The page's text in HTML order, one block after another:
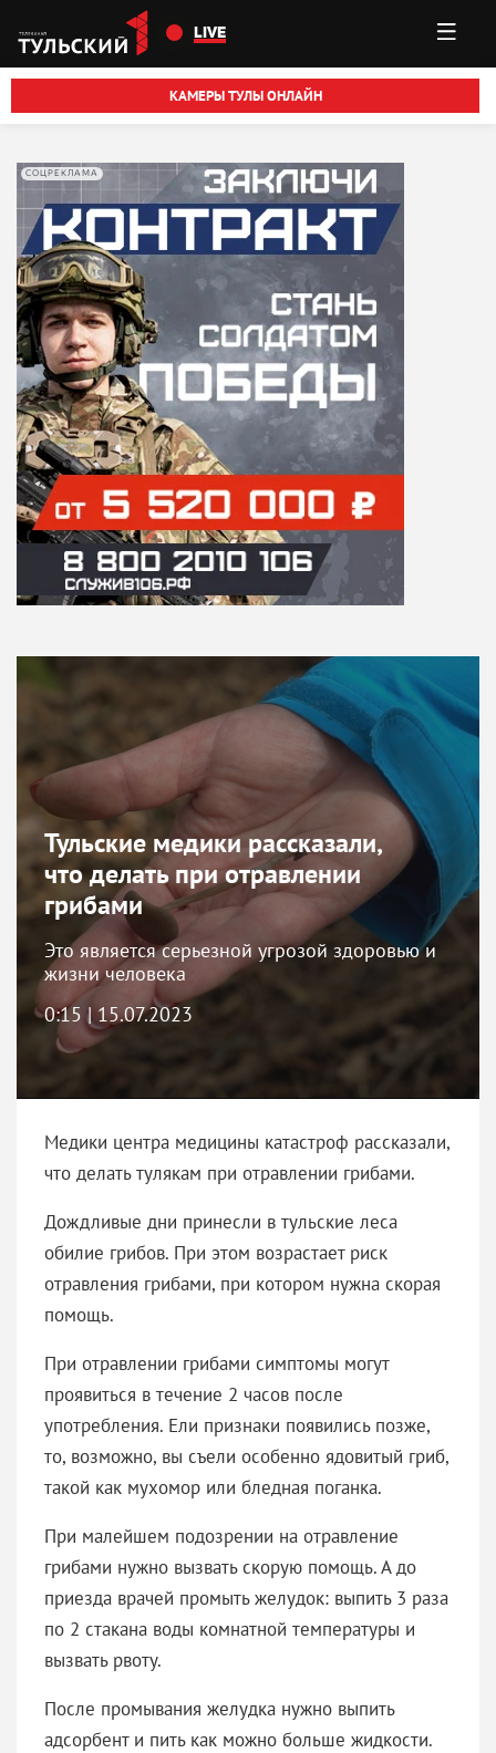
Перейти к основному содержанию
LIVE
КАМЕРЫ ТУЛЫ ОНЛАЙН
СОЦРЕКЛАМА
Тульские медики рассказали,
что делать при отравлении
грибами
Это является серьезной угрозой здоровью и
жизни человека
0:15 | 15.07.2023
Медики центра медицины катастроф рассказали,
что делать тулякам при отравлении грибами.
Дождливые дни принесли в тульские леса
обилие грибов. При этом возрастает риск
отравления грибами, при котором нужна скорая
помощь.
При отравлении грибами симптомы могут
проявиться в течение 2 часов после
употребления. Ели признаки появились позже,
то, возможно, вы съели особенно ядовитый гриб,
такой как мухомор или бледная поганка.
При малейшем подозрении на отравление
грибами нужно вызвать скорую помощь. А до
приезда врачей промыть желудок: выпить 3 раза
по 2 стакана воды комнатной температуры и
вызвать рвоту.
После промывания желудка нужно выпить
адсорбент и пить как можно больше жидкости.